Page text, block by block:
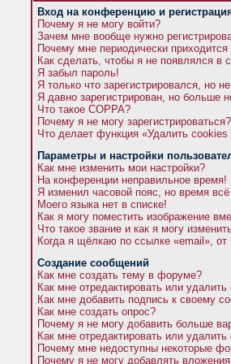
Вход на конференцию и
Почему я не могу войти?
Зачем мне вообще нужно
Почему мне периодически
Как сделать, чтобы я не появлялся в
Я забыл пароль!
Я только что зарегистрировался, но
Я давно зарегистрирован, но больше
Что такое COPPA?
Почему я не могу зарегистрироваться?
Что делает функция «Удалить
Параметры и настройки
Как мне изменить мои настройки?
На конференции неправильное время!
Я изменил часовой пояс, но время
Моего языка нет в списке!
Как я могу поместить изображение
Что такое звание и как я могу
Когда я щёлкаю по ссылке «email»,
Создание сообщений
Как мне создать тему в форуме?
Как мне отредактировать или
Как мне добавить подпись к своему
Как мне создать опрос?
Почему я не могу добавить больше
Как мне отредактировать или удалить
Почему мне недоступны некоторые
Почему я не могу добавлять